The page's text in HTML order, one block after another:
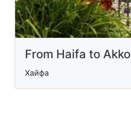
From Haifa to Akko
Хайфа